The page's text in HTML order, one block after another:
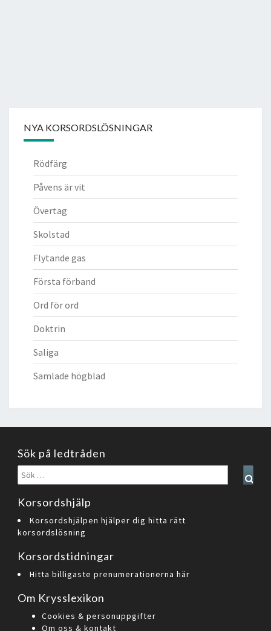
NYA KORSORDSLÖSNINGAR
Rödfärg
Påvens är vit
Övertag
Skolstad
Flytande gas
Första förband
Ord för ord
Doktrin
Saliga
Samlade högblad
Sök på ledtråden
Sök
efter:
Korsordshjälp
Korsordshjälpen hjälper dig hitta rätt
korsordslösning
Korsordstidningar
Hitta billigaste prenumerationerna här
Om Krysslexikon
Cookies & personuppgifter
Om oss & kontakt